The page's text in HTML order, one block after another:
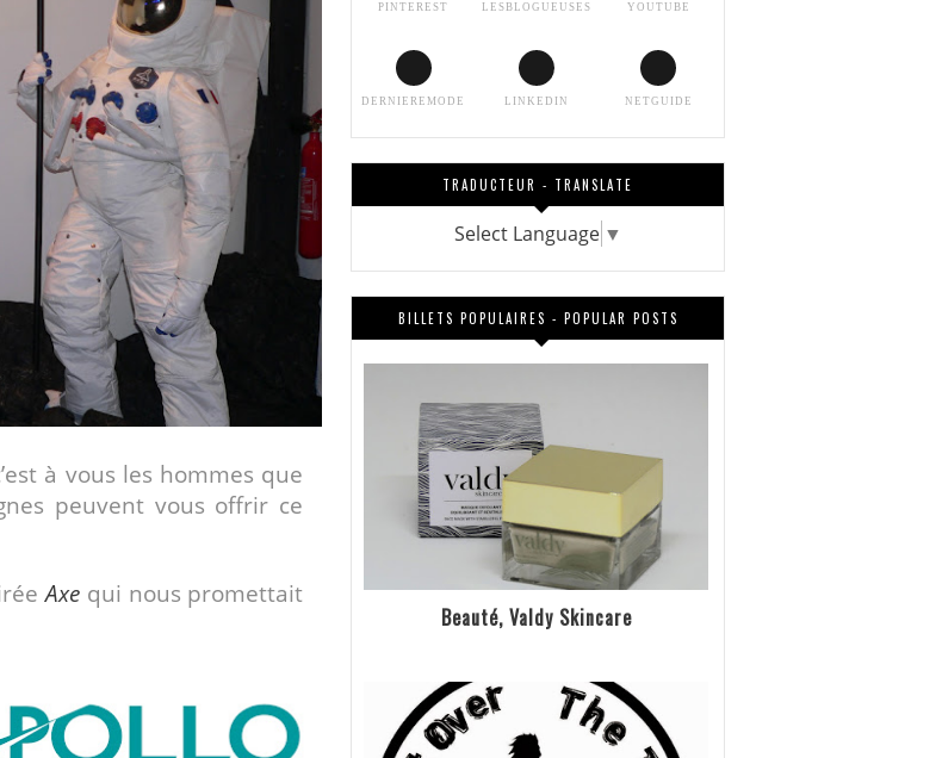
à vous les hommes que
peuvent vous offrir ce
Axequi nous promettait
PINTEREST LESBLOGUEUSES YOUTUBE
DERNIEREMODE LINKEDIN NETGUIDE
TRADUCTEUR - TRANSLATE
Select Language ▼
BILLETS POPULAIRES - POPULAR POSTS
Beauté, Valdy Skincare